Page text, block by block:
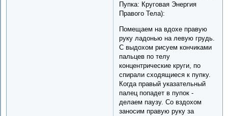
Пупка: Круговая Энергия
Правого Тела):
Помещаем на вдохе правую
руку ладонью на левую грудь.
С выдохом рисуем кончиками
пальцев по телу
концентрические круги, по
спирали сходящиеся к пупку.
Когда правый указательный
палец попадет в пупок -
делаем паузу. Со вздохом
заносим правую руку за